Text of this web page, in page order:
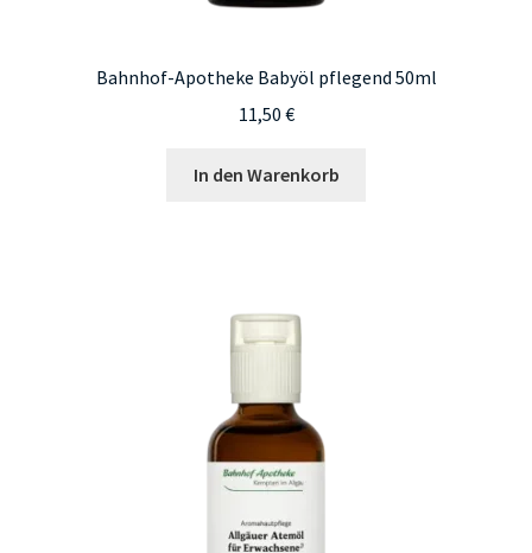
Bahnhof-Apotheke Babyöl pflegend 50ml
11,50 €
In den Warenkorb